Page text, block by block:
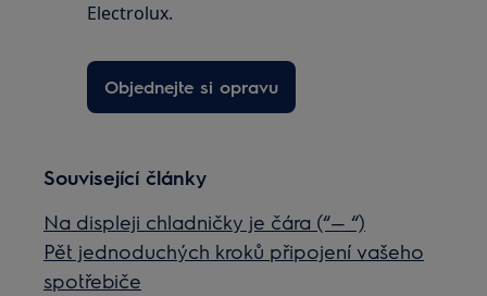
Electrolux.
Objednejte si opravu
Související články
Na displeji chladničky je čára (“— “)
Pět jednoduchých kroků připojení vašeho
spotřebiče